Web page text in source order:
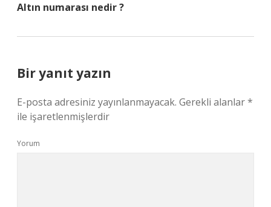
Altın numarası nedir ?
Bir yanıt yazın
E-posta adresiniz yayınlanmayacak. Gerekli alanlar*
ile işaretlenmişlerdir
Yorum